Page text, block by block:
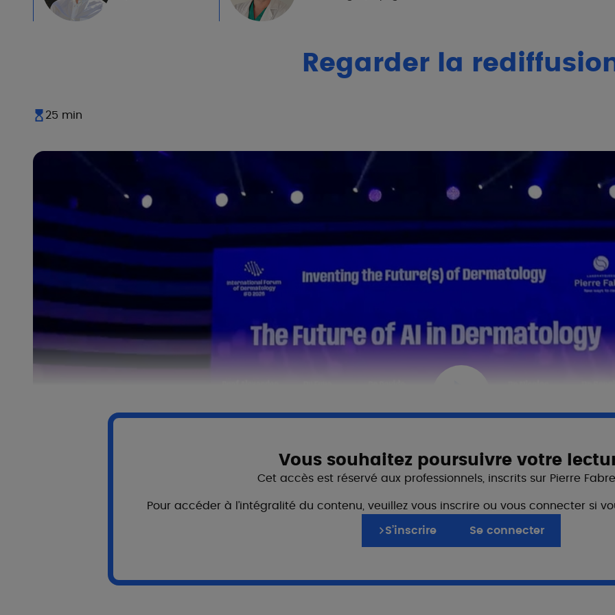
Regarder la
25 min
Vous souhaitez poursuivre votre
Cet accès est réservé aux professionnels, inscrits sur Pierre
Pour accéder à l’intégralité du contenu, veuillez vous inscrire ou vous connecter si
S’inscrire Se connecter